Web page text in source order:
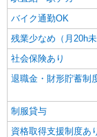
バイク通勤OK
残業少なめ（月20h未
社会保険あり
退職金・財形貯蓄制
制服貸与
資格取得支援制度あ